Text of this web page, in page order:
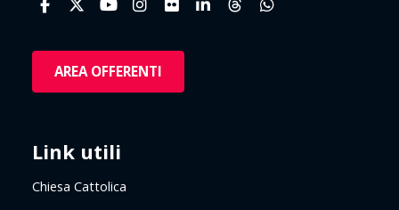
AREA OFFERENTI
Link utili
Chiesa Cattolica